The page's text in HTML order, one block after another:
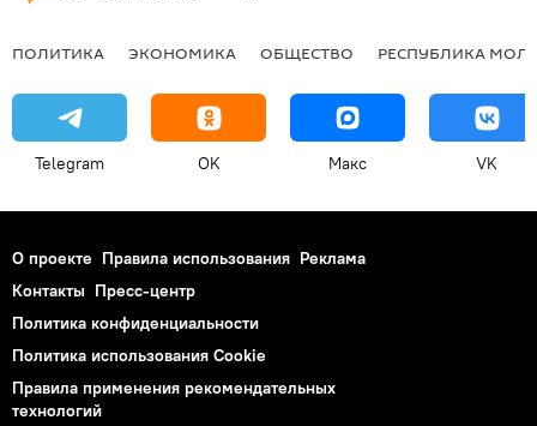
ПОЛИТИКА ЭКОНОМИКА ОБЩЕСТВО РЕСПУБЛИКА
Telegram OK Макс VK
О проекте Правила использования Реклама
Контакты Пресс-центр
Политика конфиденциальности
Политика использования Cookie
Правила применения рекомендательных
технологий